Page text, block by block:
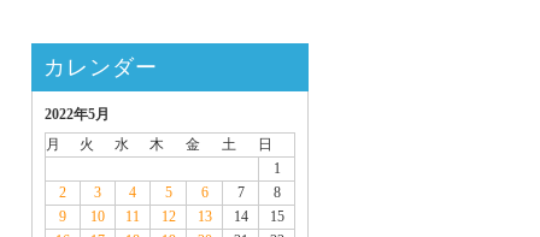
カレンダー
2022年5月
月
火 水 木 金 土
日
1
2
3 4 5 6 7
8
9
10 11 12 13 14
15